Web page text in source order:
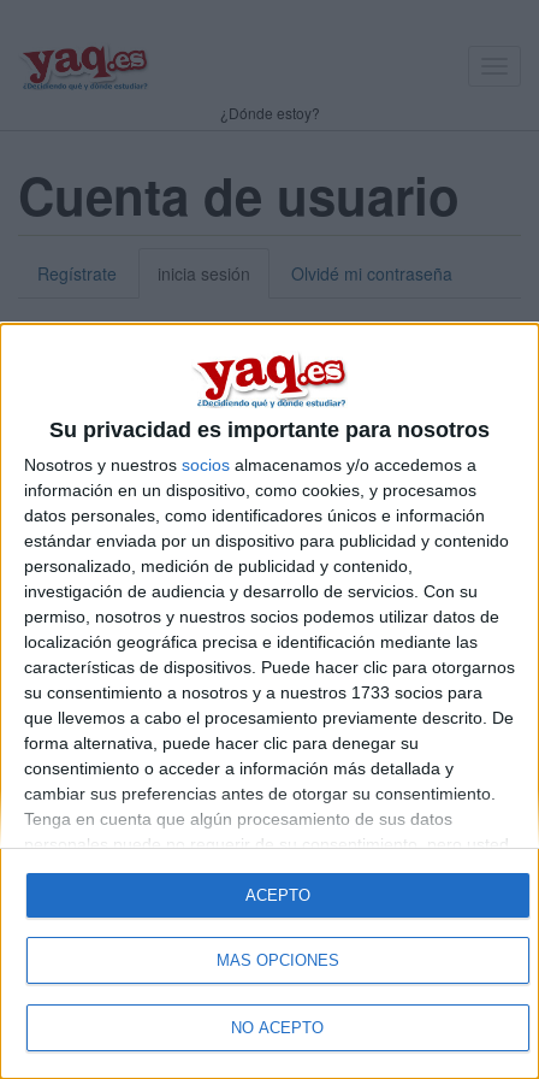
Su privacidad es importante para nosotros
Nosotros y nuestros socios almacenamos y/o accedemos a
información en un dispositivo, como cookies, y procesamos
datos personales, como identificadores únicos e información
estándar enviada por un dispositivo para publicidad y contenido
personalizado, medición de publicidad y contenido,
investigación de audiencia y desarrollo de servicios. Con su
permiso, nosotros y nuestros socios podemos utilizar datos de
localización geográfica precisa e identificación mediante las
características de dispositivos. Puede hacer clic para otorgarnos
su consentimiento a nosotros y a nuestros 1733 socios para
que llevemos a cabo el procesamiento previamente descrito. De
forma alternativa, puede hacer clic para denegar su
consentimiento o acceder a información más detallada y
cambiar sus preferencias antes de otorgar su consentimiento.
Tenga en cuenta que algún procesamiento de sus datos
personales puede no requerir de su consentimiento, pero usted
tiene el derecho de rechazar tal procesamiento. Sus
preferencias se aplicarán solo a este sitio web. Puede cambiar
sus preferencias o retirar su consentimiento en cualquier
momento volviendo a este sitio y haciendo clic en el botón
"Privacidad" en la parte inferior de la página web.
MÁS OPCIONES
NO ACEPTO
ACEPTO
¿Dónde estoy?
Cuenta de usuario
Regístrate inicia sesión Olvidé mi contraseña
Puedes iniciar sesión introduciendo tu nombre de usuario o tu
dirección de correo electrónico.
Contraseña:*
Introduce la contraseña que acompaña a tu nombre de usuario
Quiénes somos|Contactar |Anúnciate
Aviso legal|Politica de privacidad|Condiciones generales
de cookies
© 2003-2026Compás Mediterráneo S.L.- Diego de León 47 - 28006
Madrid [ESPAÑA] - Tel. +34 91 593 2767